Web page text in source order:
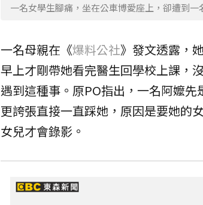
一名女學生腳痛，坐在公車博愛座上，卻遭到一
一名母親在《爆料公社》發文透露，
早上才剛帶她看完醫生回學校上課，
遇到這種事。原PO指出，一名阿嬤
更誇張直接一直踩她，原因是要她的
女兒才會錄影。